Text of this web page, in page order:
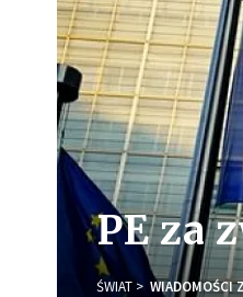
PE za
ŚWIAT WIADOMOŚCI